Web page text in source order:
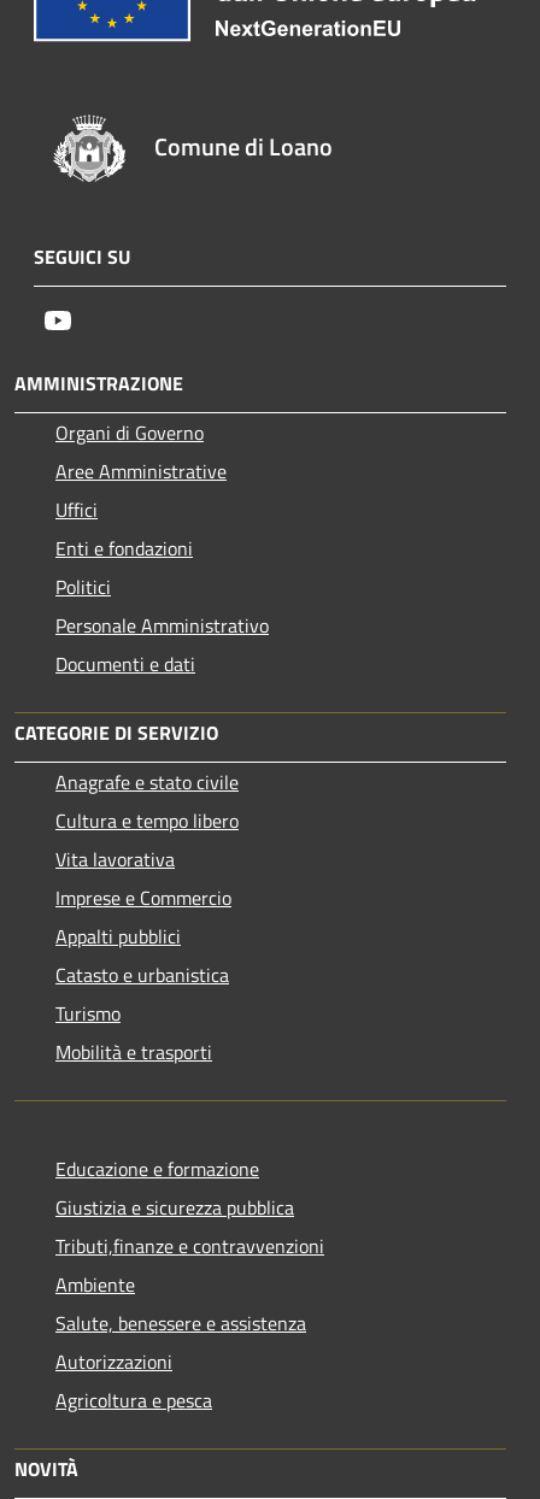
Comune di Loano
SEGUICI SU
AMMINISTRAZIONE
Organi di Governo
Aree Amministrative
Uffici
Enti e fondazioni
Politici
Personale Amministrativo
Documenti e dati
CATEGORIE DI SERVIZIO
Anagrafe e stato civile
Cultura e tempo libero
Vita lavorativa
Imprese e Commercio
Appalti pubblici
Catasto e urbanistica
Turismo
Mobilità e trasporti
Educazione e formazione
Giustizia e sicurezza pubblica
Tributi,finanze e contravvenzioni
Ambiente
Salute, benessere e assistenza
Autorizzazioni
Agricoltura e pesca
NOVITÀ